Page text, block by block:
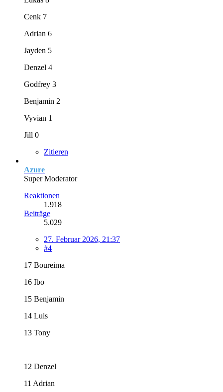
Cenk 7
Adrian 6
Jayden 5
Denzel 4
Godfrey 3
Benjamin 2
Vyvian 1
Jill 0
Zitieren
Azure
Super Moderator
Reaktionen
1.918
Beiträge
5.029
27. Februar 2026, 21:37
#4
17 Boureima
16 Ibo
15 Benjamin
14 Luis
13 Tony
12 Denzel
11 Adrian